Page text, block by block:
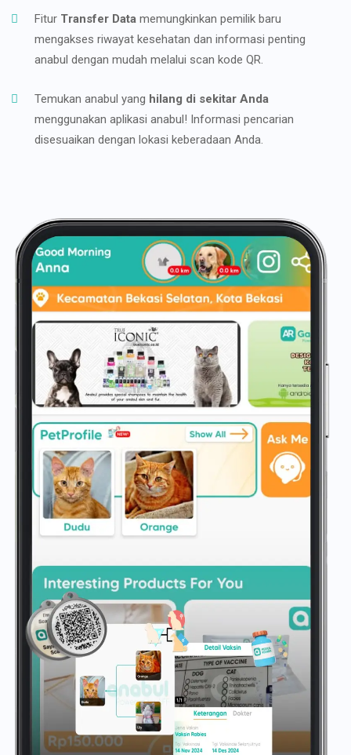
Fitur Transfer Data memungkinkan pemilik baru
mengakses riwayat kesehatan dan informasi penting
anabul dengan mudah melalui scan kode QR.
Temukan anabul yang hilang di sekitar Anda
menggunakan aplikasi anabul! Informasi pencarian
disesuaikan dengan lokasi keberadaan Anda.